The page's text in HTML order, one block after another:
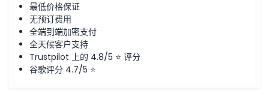
最低价格保证
无预订费用
全端到端加密支付
全天候客户支持
Trustpilot 上的 4.8/5 ⭐ 评分
谷歌评分 4.7/5 ⭐